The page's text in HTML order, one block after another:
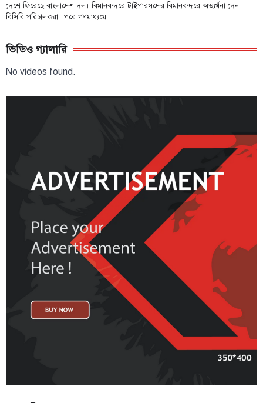
দেশে ফিরেছে বাংলাদেশ দল। বিমানবন্দরে টাইগারসদের বিমানবন্দরে অভ্যর্থনা দেন
বিসিবি পরিচালকরা। পরে গণমাধ্যমে…
ভিডিও গ্যালারি
No videos found.